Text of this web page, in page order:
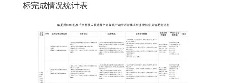
标完成情况统计表